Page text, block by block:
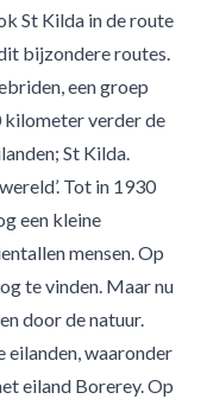
St Kilda in de route
bijzondere routes.
een groep
kilometer verder de
St Kilda.
Tot in 1930
een kleine
mensen. Op
te vinden. Maar nu
door de natuur.
eilanden, waaronder
eiland Borerey. Op